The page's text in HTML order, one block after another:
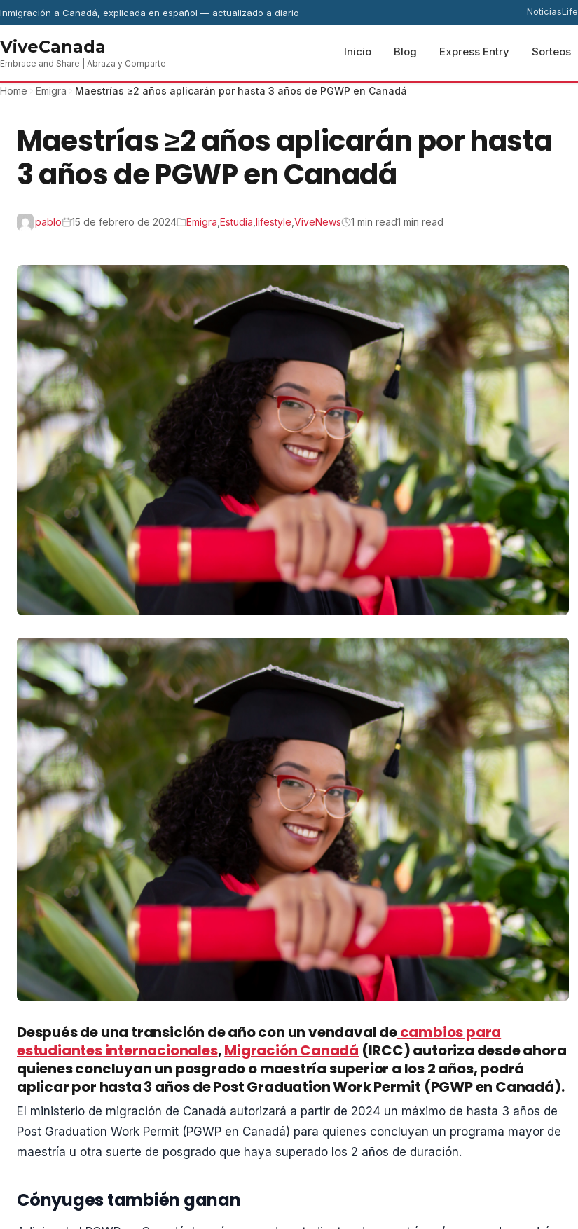
Skip to content
Inmigración a Canadá, explicada en español — actualizado a diario Noticias
ViveCanada
Embrace and Share | Abraza y Comparte
Inicio Blog Express Entry Sorteos
Home Emigra Maestrías ≥2 años aplicarán por hasta 3 años de PGWP en Canadá
Maestrías ≥2 años aplicarán por hasta
3 años de PGWP en Canadá
pablo 15 de febrero de 2024 Emigra Estudia lifestyle ViveNews 1 min read1 min read
Después de una transición de año con un vendaval decambios para
estudiantes internacionales,Migración Canadá (IRCC) autoriza desde ahora
quienes concluyan un posgrado o maestría superior a los 2 años, podrá
aplicar por hasta 3 años de Post Graduation Work Permit (PGWP en Canadá).
El ministerio de migración de Canadá autorizará a partir de 2024 un máximo de hasta 3 años de
Post Graduation Work Permit (PGWP en Canadá) para quienes concluyan un programa mayor de
maestría u otra suerte de posgrado que haya superado los 2 años de duración.
Cónyuges también ganan